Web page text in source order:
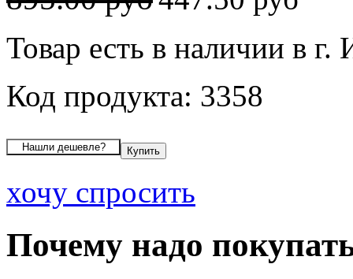
Товар есть в наличии в г.
Код продукта: 3358
хочу спросить
Почему надо